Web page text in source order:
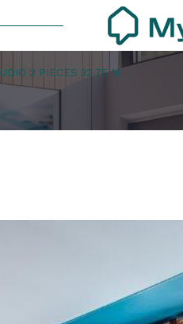
2 PIECES 32 75 M